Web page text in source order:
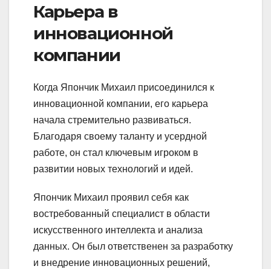
Карьера в
инновационной
компании
Когда Япончик Михаил присоединился к
инновационной компании, его карьера
начала стремительно развиваться.
Благодаря своему таланту и усердной
работе, он стал ключевым игроком в
развитии новых технологий и идей.
Япончик Михаил проявил себя как
востребованный специалист в области
искусственного интеллекта и анализа
данных. Он был ответственен за разработку
и внедрение инновационных решений,